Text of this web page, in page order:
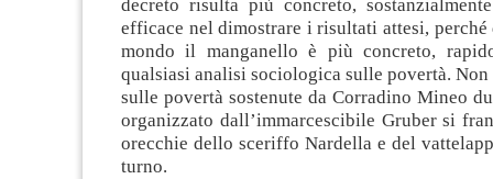
decreto risulta più concreto,
efficace nel dimostrare i risultati attesi, perché
mondo il manganello è più concreto,
qualsiasi analisi sociologica sulle povertà. Non
sulle povertà sostenute da Corradino Mineo
organizzato dall’immarcescibile Gruber si
orecchie dello sceriffo Nardella e del
turno.